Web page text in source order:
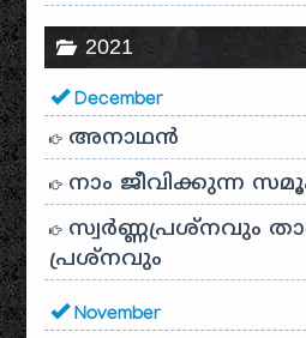
2021
December
അനാഥന്‍
നാം ജീവിക്കുന്ന
സ്വര്‍ണ്ണപ്രശ്‌നവും
പ്രശ്‌നവും
November